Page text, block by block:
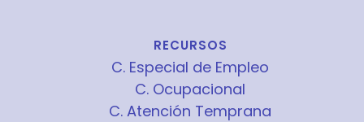
RECURSOS
C. Especial de Empleo
C. Ocupacional
C. Atención Temprana